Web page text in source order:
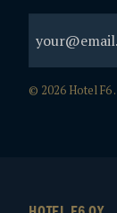
© 2026 Hotel F6 .